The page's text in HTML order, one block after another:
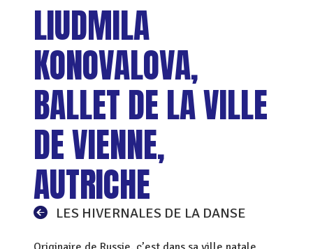
LIUDMILA
KONOVALOVA,
BALLET DE LA VILLE
DE VIENNE,
AUTRICHE
LES HIVERNALES DE LA DANSE